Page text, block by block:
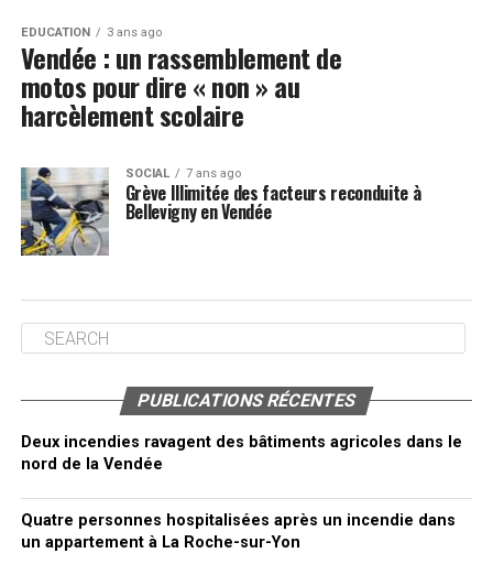
EDUCATION 3 ans ago
Vendée : un rassemblement de
motos pour dire « non » au
harcèlement scolaire
SOCIAL 7 ans ago
Grève Illimitée des facteurs reconduite à
Bellevigny en Vendée
PUBLICATIONS RÉCENTES
Deux incendies ravagent des bâtiments agricoles dans le
nord de la Vendée
Quatre personnes hospitalisées après un incendie dans
un appartement à La Roche-sur-Yon